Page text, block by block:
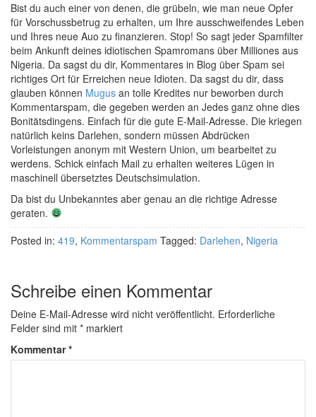
Bist du auch einer von denen, die grübeln, wie man neue Opfer
für Vorschussbetrug zu erhalten, um Ihre ausschweifendes Leben
und Ihres neue Auo zu finanzieren. Stop! So sagt jeder Spamfilter
beim Ankunft deines idiotischen Spamromans über Milliones aus
Nigeria. Da sagst du dir, Kommentares in Blog über Spam sei
richtiges Ort für Erreichen neue Idioten. Da sagst du dir, dass
glauben können Mugus an tolle Kredites nur beworben durch
Kommentarspam, die gegeben werden an Jedes ganz ohne dies
Bonitätsdingens. Einfach für die gute E-Mail-Adresse. Die kriegen
natürlich keins Darlehen, sondern müssen Abdrücken
Vorleistungen anonym mit Western Union, um bearbeitet zu
werdens. Schick einfach Mail zu erhalten weiteres Lügen in
maschinell übersetztes Deutschsimulation.
Da bist du Unbekanntes aber genau an die richtige Adresse
geraten.
Posted in: 419, Kommentarspam Tagged: Darlehen, Nigeria
Schreibe einen Kommentar
Deine E-Mail-Adresse wird nicht veröffentlicht. Erforderliche
Felder sind mit * markiert
Kommentar*